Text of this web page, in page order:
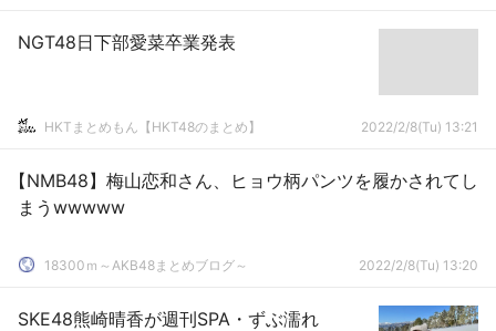
NGT48日下部愛菜卒業発表
HKTまとめもん【HKT48のまとめ】 2022/2/8(Tu) 13:21
【NMB48】梅山恋和さん、ヒョウ柄パンツを履かされてし
まうwwwww
18300ｍ～AKB48まとめブログ～ 2022/2/8(Tu) 13:20
SKE48熊崎晴香が週刊SPA・ずぶ濡れ